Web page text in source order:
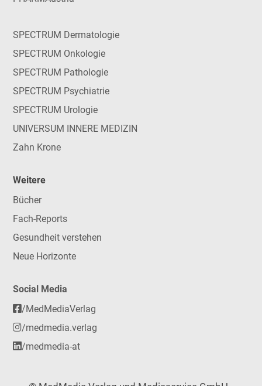
SPECTRUM Dermatologie
SPECTRUM Onkologie
SPECTRUM Pathologie
SPECTRUM Psychiatrie
SPECTRUM Urologie
UNIVERSUM INNERE MEDIZIN
Zahn Krone
Weitere
Bücher
Fach-Reports
Gesundheit verstehen
Neue Horizonte
Social Media
/MedMediaVerlag
/medmedia.verlag
/medmedia-at